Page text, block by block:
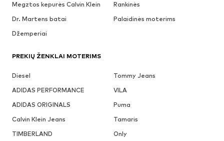
Megztos kepurės Calvin Klein
Rankinės
Dr. Martens batai
Palaidinės moterims
Džemperiai
PREKIŲ ŽENKLAI MOTERIMS
Diesel
Tommy Jeans
ADIDAS PERFORMANCE
VILA
ADIDAS ORIGINALS
Puma
Calvin Klein Jeans
Tamaris
TIMBERLAND
Only